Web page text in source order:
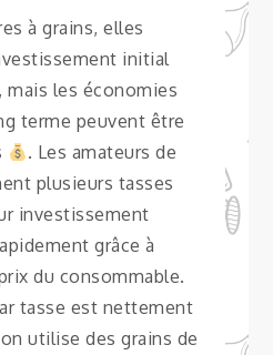
à grains, elles
initial
, mais les économies
terme peuvent être
. Les amateurs de
plusieurs tasses
investissement
grâce à
du consommable.
tasse est nettement
utilise des grains de